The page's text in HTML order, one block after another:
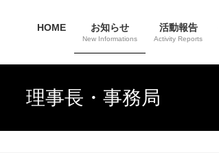
HOME お知らせ
New Informations
活動報告
Activity Reports
理事長・事務局